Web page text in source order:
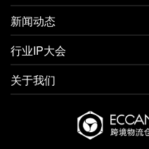
新闻动态
行业IP大会
关于我们